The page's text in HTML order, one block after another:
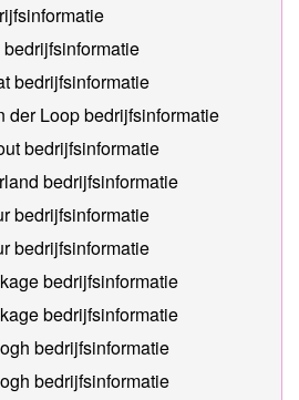
bedrijfsinformatie
der Loop bedrijfsinformatie
bedrijfsinformatie
bedrijfsinformatie
bedrijfsinformatie
bedrijfsinformatie
bedrijfsinformatie
bedrijfsinformatie
bedrijfsinformatie
bedrijfsinformatie